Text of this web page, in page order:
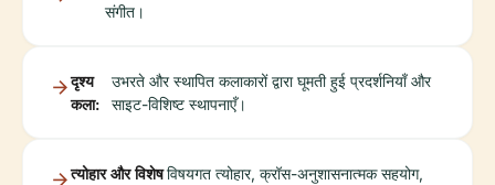
संगीत।
दृश्य
कला:
उभरते और स्थापित कलाकारों द्वारा घूमती हुई प्रदर्शनियाँ और
साइट-विशिष्ट स्थापनाएँ।
त्योहार और विशेषविषयगत त्योहार, क्रॉस-अनुशासनात्मक सहयोग,